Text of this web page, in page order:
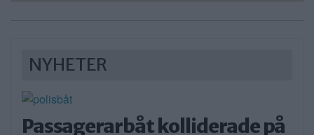
NYHETER
Passagerarbåt kolliderade på